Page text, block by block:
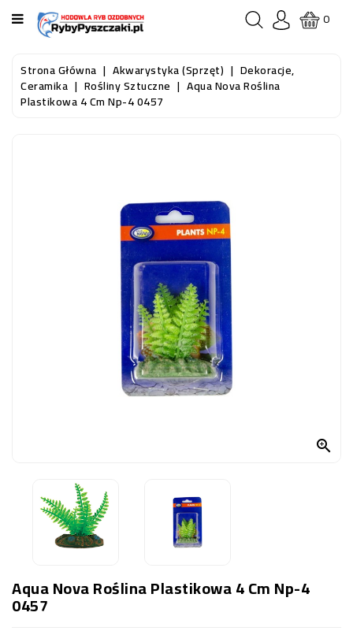
KATEGORIA
STRONA
GŁÓWNA
0
Strona Główna Akwarystyka (sprzęt) Dekoracje,
Ceramika Rośliny Sztuczne Aqua Nova Roślina
Plastikowa 4 Cm Np-4 0457

Aqua Nova Roślina Plastikowa 4 Cm Np-4
0457